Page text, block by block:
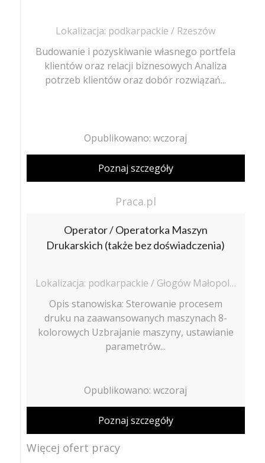
Lokalizacja: podkarpackie / Rzeszów
Budowanie i pozyskiwanie własnego portfela
klientów oraz relacji biznesowych Analiza
potrzeb klientów oraz dobór rozwiązań...
Opublikowano: wczoraj
Poznaj szczegóły
Praca.pl
Operator / Operatorka Maszyn
Drukarskich (także bez doświadczenia)
Lokalizacja: podkarpackie / Głogów Małopolski
Opis stanowiska: Sterowanie procesem
druku na zaawansowanych maszynach 8-
kolorowych Uzbrajanie maszyny, ustawianie
parametrów...
Opublikowano: wczoraj
Poznaj szczegóły
Więcej ofert pracy